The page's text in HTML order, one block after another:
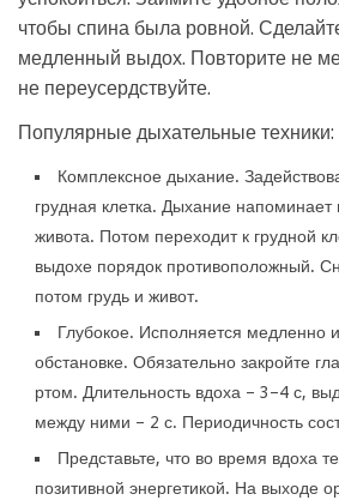
чтобы спина была ровной.
медленный выдох. Повторите не
не переусердствуйте.
Популярные дыхательные техники:
Комплексное дыхание.
грудная клетка. Дыхание напоминает
живота. Потом переходит к грудной
выдохе порядок противоположный.
потом грудь и живот.
Глубокое. Исполняется медленно
обстановке. Обязательно закройте
ртом. Длительность вдоха – 3–4 с,
между ними – 2 с. Периодичность
Представьте, что во время вдоха
позитивной энергетикой. На выходе